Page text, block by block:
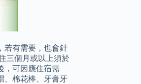
若有需要，也會針
三個月或以上須於
，可因應住宿需
、棉花棒、牙膏牙